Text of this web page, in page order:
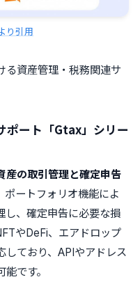
り引用
る資産管理・税務関連サ
ポート「Gtax」シリー
産の取引管理と確定申告
ポートフォリオ機能によ
し、確定申告に必要な損
やDeFi、エアドロップ
しており、APIやアドレス
です。